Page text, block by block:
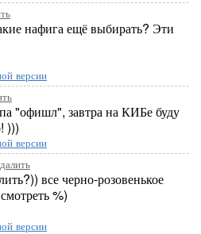
нафига ещё выбирать? Эти
версии
"офишл", завтра на КИБе буду
)))
версии
все черно-розовенькое
%)
версии